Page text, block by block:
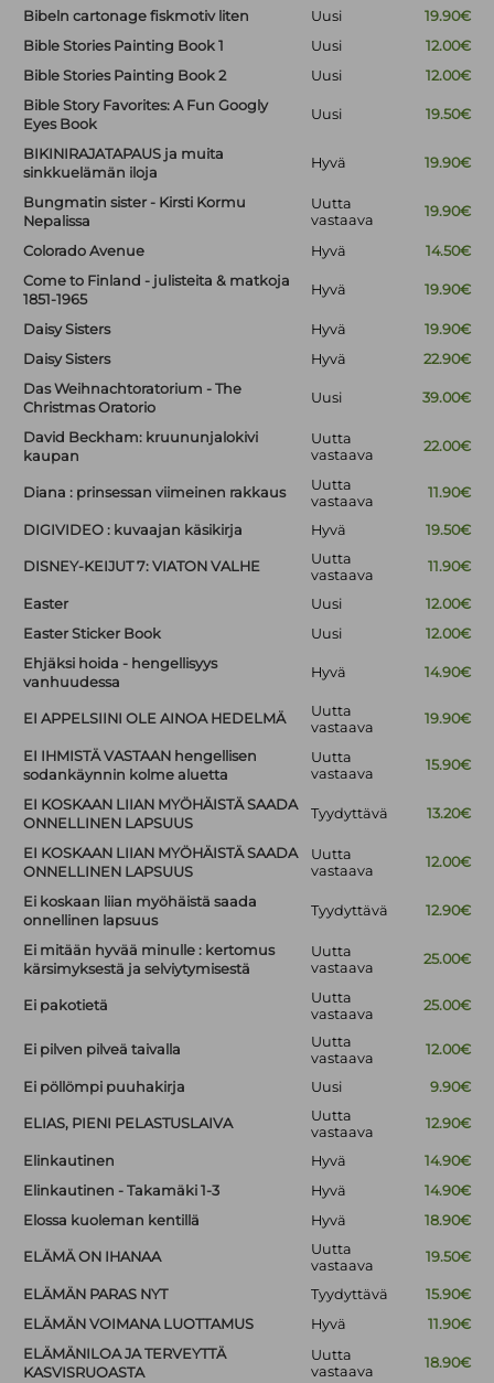
Bibeln cartonage fiskmotiv liten Uusi
19.90€
Bible Stories Painting Book 1
Uusi
12.00€
Bible Stories Painting Book 2
Uusi
12.00€
Bible Story Favorites: A Fun Googly
Eyes Book
Uusi 19.50€
BIKINIRAJATAPAUS ja muita
sinkkuelämän iloja
Hyvä 19.90€
Bungmatin sister - Kirsti Kormu
Nepalissa
Uutta
vastaava
19.90€
Colorado Avenue Hyvä
14.50€
Come to Finland - julisteita & matkoja
1851-1965
Hyvä 19.90€
Daisy Sisters Hyvä
19.90€
Daisy Sisters
Hyvä
22.90€
Das Weihnachtoratorium - The
Christmas Oratorio
Uusi 39.00€
David Beckham: kruununjalokivi
kaupan
Uutta
vastaava
22.00€
Diana : prinsessan viimeinen rakkaus
Uutta
vastaava
11.90€
DIGIVIDEO : kuvaajan käsikirja Hyvä 19.50€
DISNEY-KEIJUT 7: VIATON VALHE
Uutta
vastaava
11.90€
Easter Uusi
12.00€
Easter Sticker Book
Uusi
12.00€
Ehjäksi hoida - hengellisyys
vanhuudessa
Hyvä 14.90€
EI APPELSIINI OLE AINOA HEDELMÄ
Uutta
vastaava
19.90€
EI IHMISTÄ VASTAAN hengellisen
sodankäynnin kolme aluetta
Uutta
vastaava
15.90€
EI KOSKAAN LIIAN MYÖHÄISTÄ SAADA
ONNELLINEN LAPSUUS
Tyydyttävä 13.20€
EI KOSKAAN LIIAN MYÖHÄISTÄ SAADA
ONNELLINEN LAPSUUS
Uutta
vastaava
12.00€
Ei koskaan liian myöhäistä saada
onnellinen lapsuus
Tyydyttävä 12.90€
Ei mitään hyvää minulle : kertomus
kärsimyksestä ja selviytymisestä
Uutta
vastaava
25.00€
Ei pakotietä
Uutta
vastaava
25.00€
Ei pilven pilveä taivalla
Uutta
vastaava
12.00€
Ei pöllömpi puuhakirja Uusi 9.90€
ELIAS, PIENI PELASTUSLAIVA
Uutta
vastaava
12.90€
Elinkautinen Hyvä
14.90€
Elinkautinen - Takamäki 1-3
Hyvä
14.90€
Elossa kuoleman kentillä
Hyvä 18.90€
ELÄMÄ ON IHANAA
Uutta
vastaava
19.50€
ELÄMÄN PARAS NYT Tyydyttävä
15.90€
ELÄMÄN VOIMANA LUOTTAMUS
Hyvä
11.90€
ELÄMÄNILOA JA TERVEYTTÄ
KASVISRUOASTA
Uutta
vastaava
18.90€